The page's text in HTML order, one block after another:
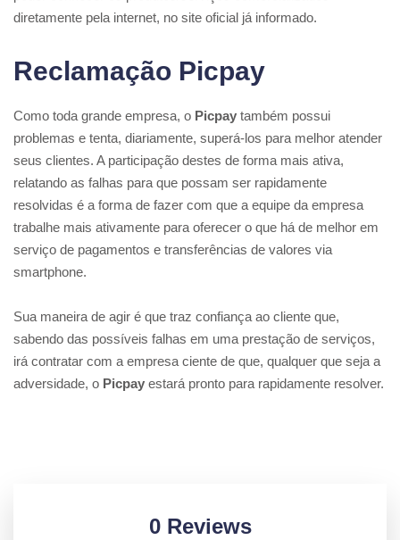
diretamente pela internet, no site oficial já informado.
Reclamação Picpay
Como toda grande empresa, o Picpay também possui
problemas e tenta, diariamente, superá-los para melhor atender
seus clientes. A participação destes de forma mais ativa,
relatando as falhas para que possam ser rapidamente
resolvidas é a forma de fazer com que a equipe da empresa
trabalhe mais ativamente para oferecer o que há de melhor em
serviço de pagamentos e transferências de valores via
smartphone.
Sua maneira de agir é que traz confiança ao cliente que,
sabendo das possíveis falhas em uma prestação de serviços,
irá contratar com a empresa ciente de que, qualquer que seja a
adversidade, o Picpay estará pronto para rapidamente resolver.
0 Reviews